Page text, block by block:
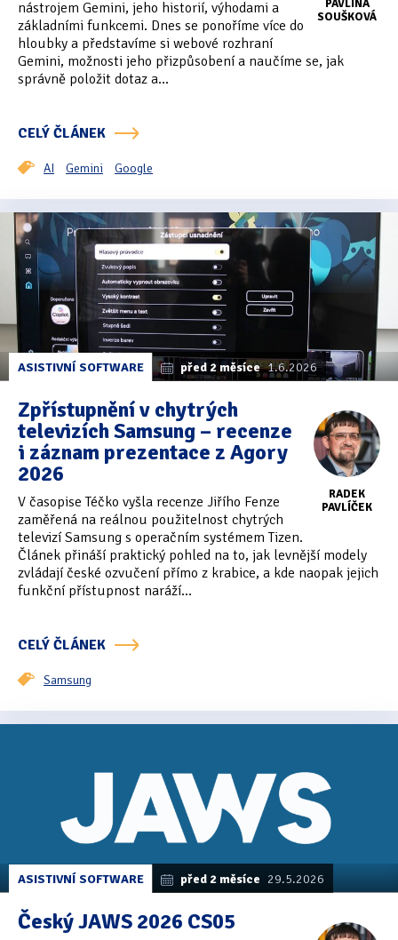
PAVLÍNA
SOUŠKOVÁ
nástrojem Gemini, jeho historií, výhodami a
základními funkcemi. Dnes se ponoříme více do
hloubky a představíme si webové rozhraní
Gemini, možnosti jeho přizpůsobení a naučíme se, jak
správně položit dotaz a...
CELÝ ČLÁNEK
AI Gemini Google
ASISTIVNÍ SOFTWARE před 2 měsíce 1.6.2026
RADEK
PAVLÍČEK
Zpřístupnění v chytrých
televizích Samsung – recenze
i záznam prezentace z Agory
2026
V časopise Téčko vyšla recenze Jiřího Fenze
zaměřená na reálnou použitelnost chytrých
televizí Samsung s operačním systémem Tizen.
Článek přináší praktický pohled na to, jak levnější modely
zvládají české ozvučení přímo z krabice, a kde naopak jejich
funkční přístupnost naráží...
CELÝ ČLÁNEK
Samsung
ASISTIVNÍ SOFTWARE před 2 měsíce 29.5.2026
Český JAWS 2026 CS05